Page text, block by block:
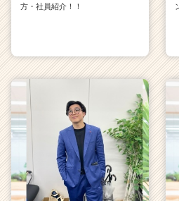
方・社員紹介！！